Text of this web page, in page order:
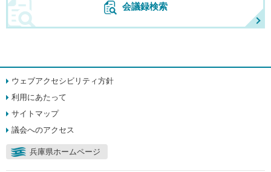
会議録検索
ウェブアクセシビリティ方針
利用にあたって
サイトマップ
議会へのアクセス
兵庫県ホームページ